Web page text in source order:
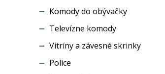
Komody do obývačky
Televízne komody
Vitríny a závesné skrinky
Police